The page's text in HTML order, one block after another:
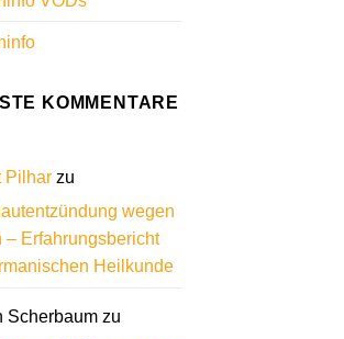
KOMMENTARE
Pilharzu
wegen
– Erfahrungsbericht
Heilkunde
Scherbaumzu